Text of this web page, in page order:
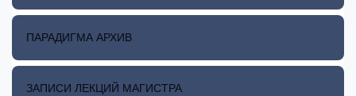
ПАРАДИГМА АРХИВ
ЗАПИСИ ЛЕКЦИЙ МАГИСТРА